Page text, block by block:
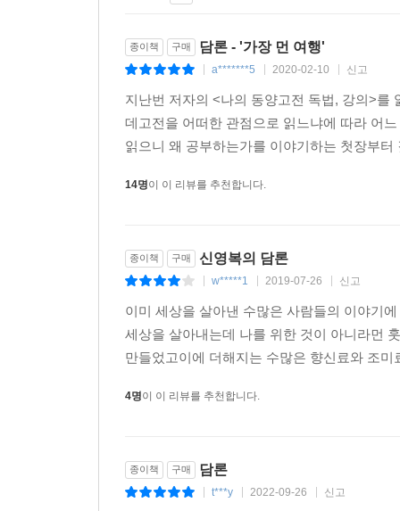
『논어』: “통일은 대박”이라는 관념은 패권주의
지배하려고 하지 않으며, 소인은 지배하려고 하
개념으로 읽어야 한다. 이 화동 담론은 춘추시대
나라가 평화롭게 공존하는 화(和)의 세계를 주장
논리이다.
선생이 화동 담론을 현대의 문맥으로 다시 읽는
점철되는 강대국의 패권 구조가 과연 지속가능할
대통령이 언급한 “통일은 대박”이라는 관념은
화해를 ‘대박’이라는 말로 표현한 것은 통일을
파탄이고 충격일 것이다. 統一은 通一로서 충분하
『맹자』: ‘관계’없는 자본주의 사회의 왜소한 만남
바꾸라고 했다는 일화이다. 이 이야기가 말하고
이 대목에서 이끌어내야 하는 것이, 만남이 없는
‘만남’이 없기 때문이다. 식품에 유해물질을 넣
종이책 구매 담론 - '가장 먼 여행'
a*******5 2020-02-10 신고
지난번 저자의 <나의 동양고전 독법, 강의>를
데고전을 어떠한 관점으로 읽느냐에 따라 어
읽으니 왜 공부하는가를 이야기하는 첫장부
14명이 이 리뷰를 추천합니다.
종이책 구매 신영복의 담론
w*****1 2019-07-26 신고
이미 세상을 살아낸 수많은 사람들의 이야기
세상을 살아내는데 나를 위한 것이 아니라먼
만들었고이에 더해지는 수많은 향신료와 조
4명이 이 리뷰를 추천합니다.
종이책 구매 담론
t***y 2022-09-26 신고